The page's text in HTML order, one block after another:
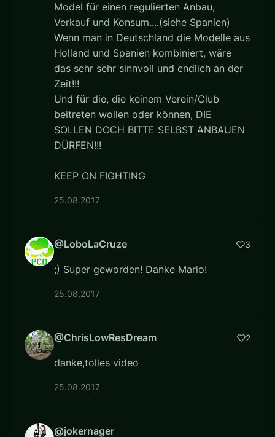
Model für einen regulierten Anbau,
Verkauf und Konsum....(siehe Spanien)
Wenn man in Deutschland die Modelle aus
Holland und Spanien kombiniert, wäre
das sehr sehr sinnvoll und endlich an der
Zeit!!!
Und für die, die keinem Verein/Club
beitreten wollen oder können, DIE
SOLLEN DOCH BITTE SELBST ANBAUEN
DÜRFEN!!!
KEEP ON FIGHTING
25.08.2017
@LoboLaCruze 3
;) Super geworden! Danke Mario!
25.08.2017
@ChrisLowResDream 2
danke,tolles video
25.08.2017
@jokernager